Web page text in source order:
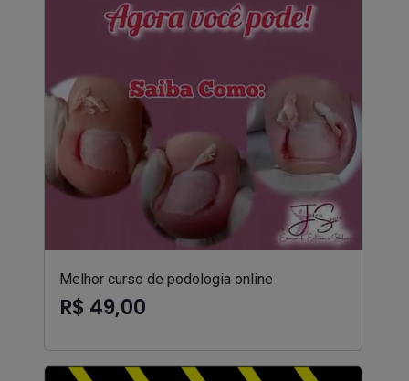
Melhor curso de podologia online
R$ 49,00